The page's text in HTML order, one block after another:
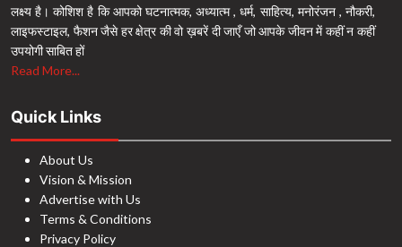
लक्ष्य है। कोशिश है कि आपको घटनात्मक, अध्यात्म , धर्म, साहित्य, मनोरंजन , नौकरी,
लाइफस्टाइल, फैशन जैसे हर क्षेत्र की वो ख़बरें दी जाएँ जो आपके जीवन में कहीं न कहीं
उपयोगी साबित हों
Read More...
Quick Links
About Us
Vision & Mission
Advertise with Us
Terms & Conditions
Privacy Policy